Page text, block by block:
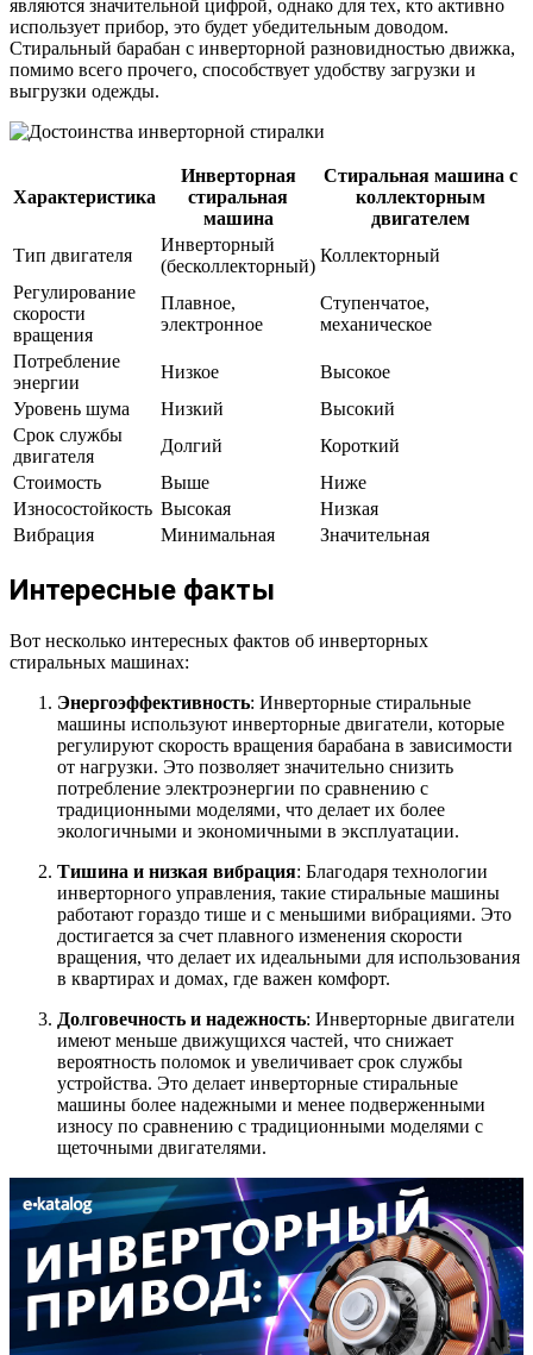
являются значительной цифрой, однако для тех, кто активно
использует прибор, это будет убедительным доводом.
Стиральный барабан с инверторной разновидностью движка,
помимо всего прочего, способствует удобству загрузки и
выгрузки одежды.
Характеристика
Инверторная
стиральная
машина
Стиральная машина с
коллекторным
двигателем
Тип двигателя
Инверторный
(бесколлекторный)
Коллекторный
Регулирование
скорости
вращения
Плавное,
электронное
Ступенчатое,
механическое
Потребление
энергии
Низкое
Высокое
Уровень шума
Низкий
Высокий
Срок службы
двигателя
Долгий
Короткий
Стоимость
Выше
Ниже
Износостойкость Высокая
Низкая
Вибрация
Минимальная Значительная
Интересные факты
Вот несколько интересных фактов об инверторных
стиральных машинах:
Энергоэффективность: Инверторные стиральные
машины используют инверторные двигатели, которые
регулируют скорость вращения барабана в зависимости
от нагрузки. Это позволяет значительно снизить
потребление электроэнергии по сравнению с
традиционными моделями, что делает их более
экологичными и экономичными в эксплуатации.
Тишина и низкая вибрация: Благодаря технологии
инверторного управления, такие стиральные машины
работают гораздо тише и с меньшими вибрациями. Это
достигается за счет плавного изменения скорости
вращения, что делает их идеальными для использования
в квартирах и домах, где важен комфорт.
Долговечность и надежность: Инверторные двигатели
имеют меньше движущихся частей, что снижает
вероятность поломок и увеличивает срок службы
устройства. Это делает инверторные стиральные
машины более надежными и менее подверженными
износу по сравнению с традиционными моделями с
щеточными двигателями.